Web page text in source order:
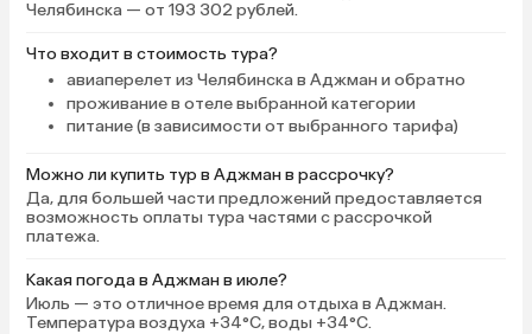
Челябинска — от 193 302 рублей.
Что входит в стоимость тура?
авиаперелет из Челябинска в Аджман и обратно
проживание в отеле выбранной категории
питание (в зависимости от выбранного тарифа)
Можно ли купить тур в Аджман в рассрочку?
Да, для большей части предложений предоставляется
возможность оплаты тура частями с рассрочкой
платежа.
Какая погода в Аджман в июле?
Июль — это отличное время для отдыха в Аджман.
Температура воздуха +34°C, воды +34°C.